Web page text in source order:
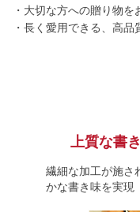
・大切な方への贈り物を
・長く愛用できる、高品
上質な書
繊細な加工が施さ
かな書き味を実現